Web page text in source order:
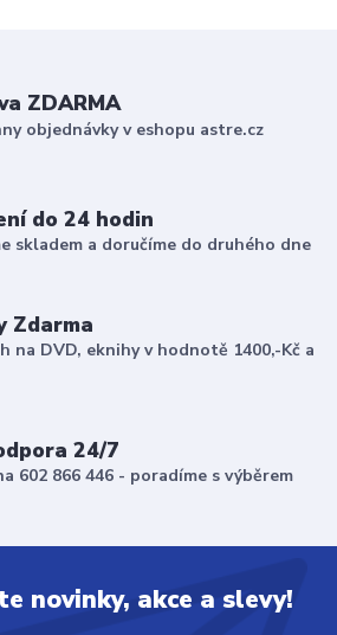
ZDARMA
objednávky v eshopu astre.cz
do 24 hodin
skladem a doručíme do druhého dne
Zdarma
na DVD, eknihy v hodnotě 1400,-Kč a
24/7
602 866 446 - poradíme s výběrem
novinky, akce a slevy!